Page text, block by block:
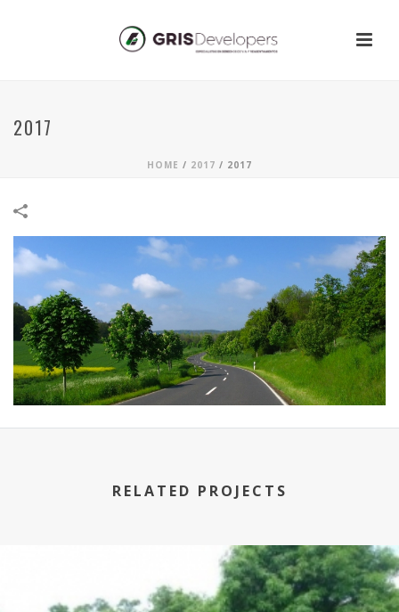
2017
HOME / 2017 / 2017
RELATED PROJECTS